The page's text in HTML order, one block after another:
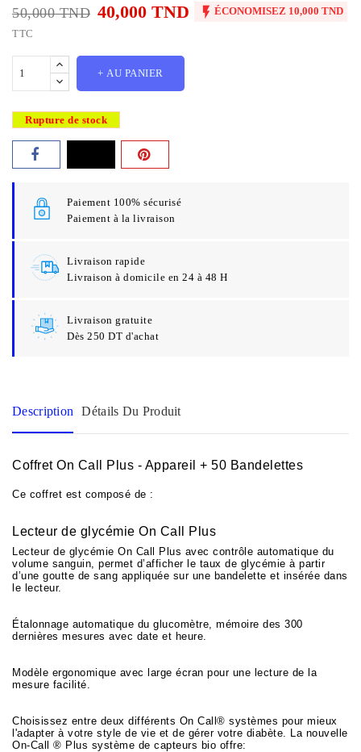
50,000 TND 40,000 TND  ÉCONOMISEZ 10,000 TND
TTC
+ AU PANIER
Rupture de stock
Paiement 100% sécurisé
Paiement à la livraison
Livraison rapide
Livraison à domicile en 24 à 48 H
Livraison gratuite
Dès 250 DT d'achat
Description Détails Du Produit
Coffret On Call Plus - Appareil + 50 Bandelettes
Ce coffret est composé de :
Lecteur de glycémie On Call Plus
Lecteur de glycémie On Call Plus avec contrôle automatique du
volume sanguin, permet d’afficher le taux de glycémie à partir
d’une goutte de sang appliquée sur une bandelette et insérée dans
le lecteur.
Étalonnage automatique du glucomètre, mémoire des 300
dernières mesures avec date et heure.
Modèle ergonomique avec large écran pour une lecture de la
mesure facilité.
Choisissez entre deux différents On Call® systèmes pour mieux
l'adapter à votre style de vie et de gérer votre diabète. La nouvelle
On-Call ® Plus système de capteurs bio offre: